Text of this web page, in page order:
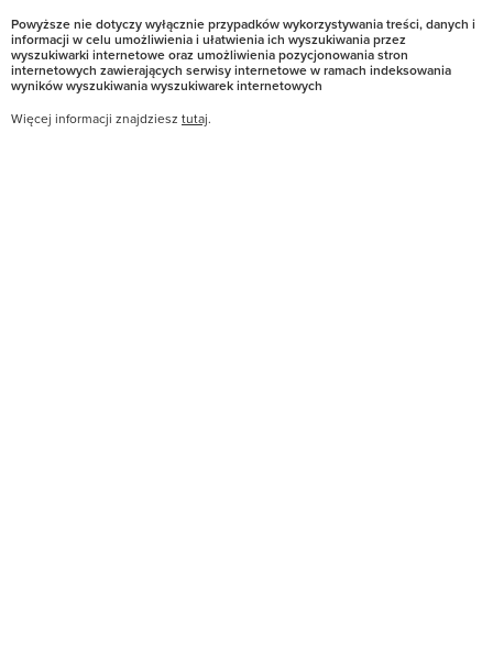
Powyższe nie dotyczy wyłącznie przypadków wykorzystywania treści, danych i
informacji w celu umożliwienia i ułatwienia ich wyszukiwania przez
wyszukiwarki internetowe oraz umożliwienia pozycjonowania stron
internetowych zawierających serwisy internetowe w ramach indeksowania
wyników wyszukiwania wyszukiwarek internetowych
Więcej informacji znajdziesz tutaj.